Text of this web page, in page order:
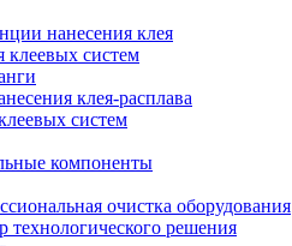
нанесения клея
клеевых систем
клея-расплава
систем
компоненты
очистка оборудования
технологического решения